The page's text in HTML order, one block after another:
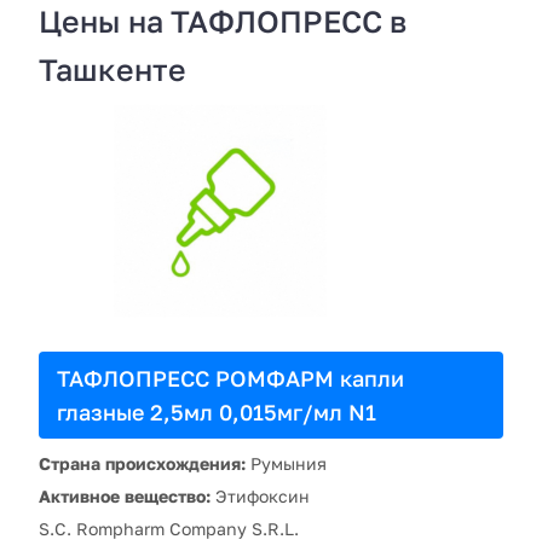
Цены на ТАФЛОПРЕСС в
Ташкенте
ТАФЛОПРЕСС РОМФАРМ капли
глазные 2,5мл 0,015мг/мл N1
Страна происхождения: Румыния
Активное вещество: Этифоксин
S.C. Rompharm Company S.R.L.